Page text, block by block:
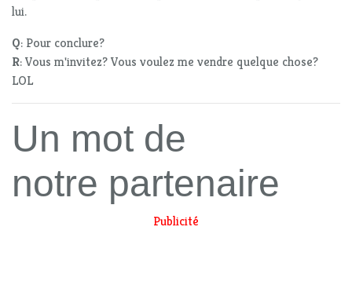
lui.
Q: Pour conclure?
R: Vous m'invitez? Vous voulez me vendre quelque chose?
LOL
Un mot de
notre partenaire
Publicité